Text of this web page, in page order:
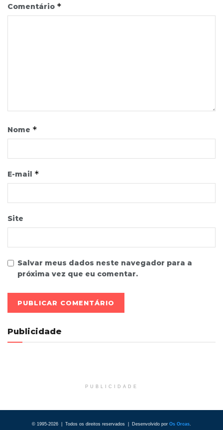
Comentário *
Nome *
E-mail *
Site
Salvar meus dados neste navegador para a
próxima vez que eu comentar.
Publicidade
PUBLICIDADE
© 1995-2026 | Todos os direitos reservados | Desenvolvido por Os Orcas